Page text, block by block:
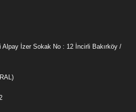
İzer Sokak No : 12 İncirli Bakırköy /